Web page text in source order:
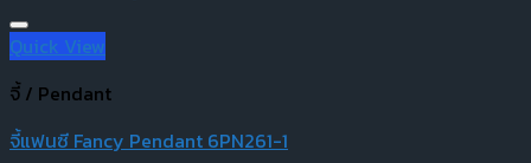
Quick View
จี้ / Pendant
จี้แฟนซี Fancy Pendant 6PN261-1